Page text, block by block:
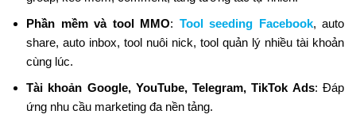
Phần mềm và tool MMO: Tool seeding Facebook, auto
share, auto inbox, tool nuôi nick, tool quản lý nhiều tài khoản
cùng lúc.
Tài khoản Google, YouTube, Telegram, TikTok Ads: Đáp
ứng nhu cầu marketing đa nền tảng.